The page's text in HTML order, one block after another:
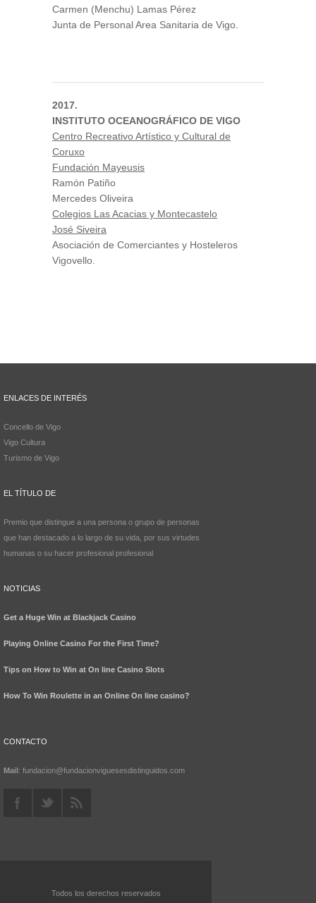
Carmen (Menchu) Lamas Pérez
Junta de Personal Area Sanitaria de Vigo.
2017.
INSTITUTO OCEANOGRÁFICO DE VIGO
Centro Recreativo Artístico y Cultural de
Coruxo
Fundación Mayeusis
Ramón Patiño
Mercedes Oliveira
Colegios Las Acacias y Montecastelo
José Siveira
Asociación de Comerciantes y Hosteleros
Vigovello.
ENLACES DE INTERÉS
Concello de Vigo
Vigo Cultura
Turismo de Vigo
EL TÍTULO DE
Premio que distingue a una persona o grupo de personas
que han destacado a lo largo de su vida, por sus virtudes
humanas o su hacer profesional profesional
NOTICIAS
Get a Huge Win at Blackjack Casino
Playing Online Casino For the First Time?
Tips on How to Win at On line Casino Slots
How To Win Roulette in an Online On line casino?
CONTACTO
Mail: fundacion@fundacionviguesesdistinguidos.com
Todos los derechos reservados